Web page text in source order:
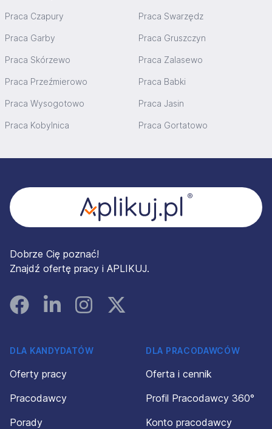
Praca Czapury Praca Swarzędz
Praca Garby Praca Gruszczyn
Praca Skórzewo Praca Zalasewo
Praca Przeźmierowo Praca Babki
Praca Wysogotowo Praca Jasin
Praca Kobylnica Praca Gortatowo
Dobrze Cię poznać!
Znajdź ofertę pracy i APLIKUJ.
FacebookLinked InInstagramInstagram
DLA KANDYDATÓW
Oferty pracy
Pracodawcy
Porady
DLA PRACODAWCÓW
Oferta i cennik
Profil Pracodawcy 360°
Konto pracodawcy